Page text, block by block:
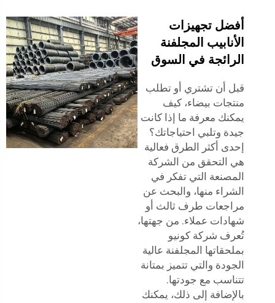
أفضل تجهيزات
الأنابيب المجلفنة
الرائجة في السوق
قبل أن تشتري أو تطلب
منتجات بيضاء، كيف
يمكنك معرفة ما إذا كانت
جيدة وتلبي احتياجاتك؟
إحدى أكثر الطرق فعالية
هي التحقق من الشركة
المصنعة التي تفكر في
الشراء منها، والبحث عن
مراجعات طرف ثالث أو
شهادات عملاء. من جهتها،
تُعرف شركة كونيو
بملحقاتها المجلفنة عالية
الجودة والتي تتميز بمتانة
تتناسب مع جودتها.
بالإضافة إلى ذلك، يمكنك